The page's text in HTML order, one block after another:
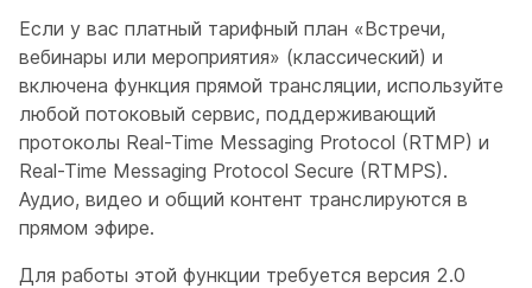
Если у вас платный тарифный план «Встречи,
вебинары или мероприятия» (классический) и
включена функция прямой трансляции, используйте
любой потоковый сервис, поддерживающий
протоколы Real-Time Messaging Protocol (RTMP) и
Real-Time Messaging Protocol Secure (RTMPS).
Аудио, видео и общий контент транслируются в
прямом эфире.
Для работы этой функции требуется версия 2.0